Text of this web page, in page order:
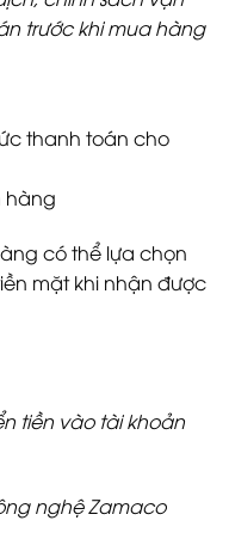
trước khi mua hàng
thanh toán cho
hàng
có thể lựa chọn
mặt khi nhận được
tiền vào tài khoản
nghệ Zamaco